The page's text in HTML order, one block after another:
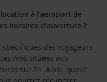
à l’aéroport de
horaires d’ouverture ?
des voyageurs
Avis situées aux
sur 24. Ainsi, quelle